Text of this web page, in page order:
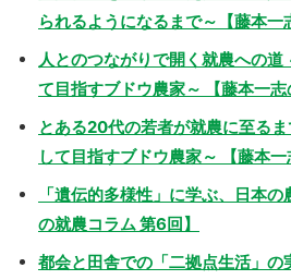
られるようになるまで～【藤本一
人とのつながりで開く就農への道
て目指すブドウ農家～ 【藤本一志
とある20代の若者が就農に至る
して目指すブドウ農家～ 【藤本一
「遺伝的多様性」に学ぶ、日本
の就農コラム 第6回】
都会と田舎での「二拠点生活」